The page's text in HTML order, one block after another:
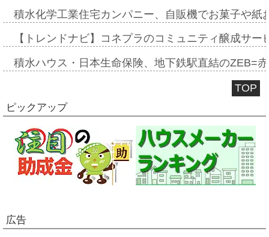
積水化学工業住宅カンパニー、自販機でお菓子や
【トレンドナビ】コネプラのコミュニティ醸成サ
積水ハウス・日本生命保険、地下鉄駅直結のZEB=
TOP
ピックアップ
広告